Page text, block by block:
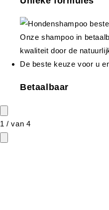
Betaalbaar
1 /van 4